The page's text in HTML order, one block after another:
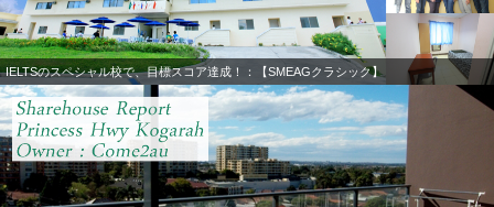
IELTSのスペシャル校で、目標スコア達成！：【SMEAGクラシック】